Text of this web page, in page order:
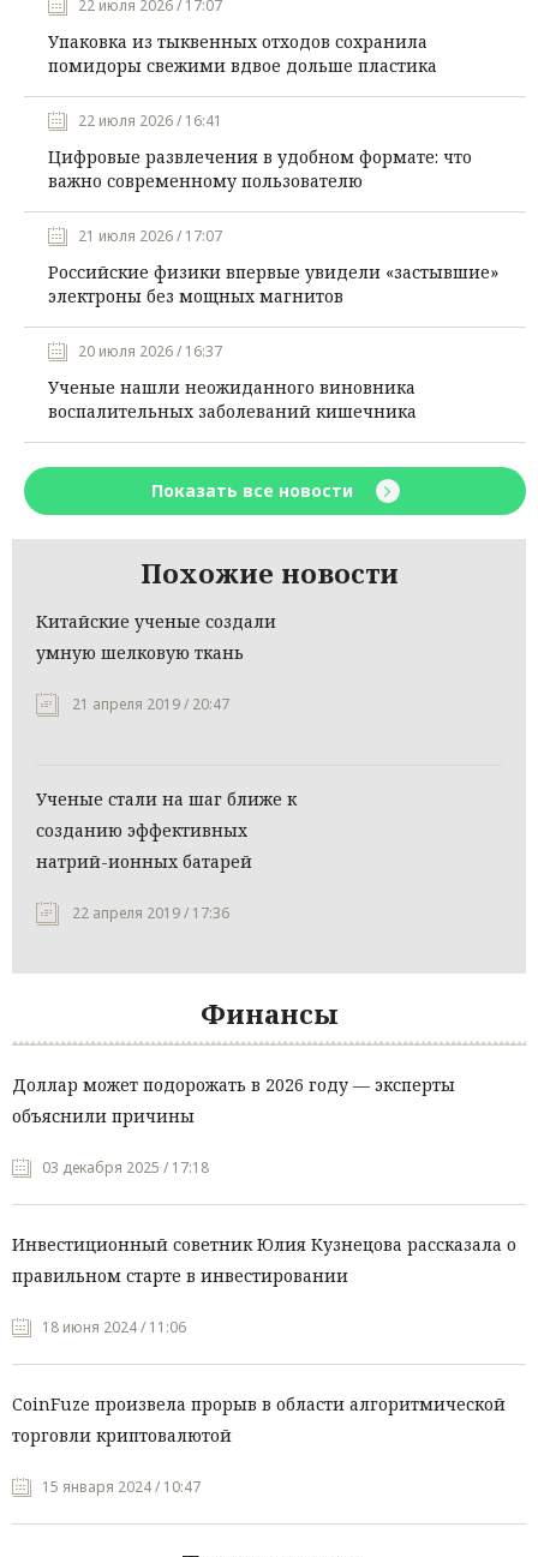
22 июля 2026 / 17:07
Упаковка из тыквенных отходов сохранила
помидоры свежими вдвое дольше пластика
22 июля 2026 / 16:41
Цифровые развлечения в удобном формате: что
важно современному пользователю
21 июля 2026 / 17:07
Российские физики впервые увидели «застывшие»
электроны без мощных магнитов
20 июля 2026 / 16:37
Ученые нашли неожиданного виновника
воспалительных заболеваний кишечника
Показать все новости
Похожие новости
Китайские ученые создали
умную шелковую ткань
21 апреля 2019 / 20:47
Ученые стали на шаг ближе к
созданию эффективных
натрий-ионных батарей
22 апреля 2019 / 17:36
Финансы
Доллар может подорожать в 2026 году — эксперты
объяснили причины
03 декабря 2025 / 17:18
Инвестиционный советник Юлия Кузнецова рассказала о
правильном старте в инвестировании
18 июня 2024 / 11:06
CoinFuze произвела прорыв в области алгоритмической
торговли криптовалютой
15 января 2024 / 10:47